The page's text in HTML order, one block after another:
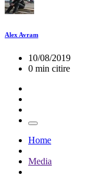
Alex Avram
10/08/2019
0 min citire
Home
Media